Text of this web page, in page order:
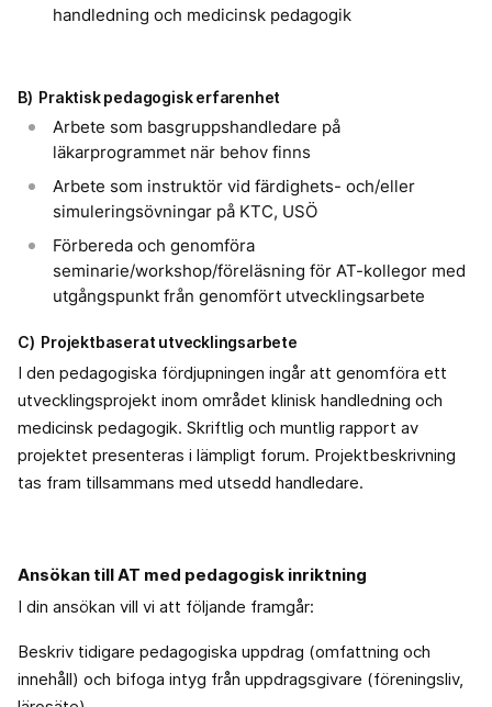
handledning och medicinsk pedagogik
B) Praktisk pedagogisk erfarenhet
Arbete som basgruppshandledare på
läkarprogrammet när behov finns
Arbete som instruktör vid färdighets- och/eller
simuleringsövningar på KTC, USÖ
Förbereda och genomföra
seminarie/workshop/föreläsning för AT-kollegor med
utgångspunkt från genomfört utvecklingsarbete
C) Projektbaserat utvecklingsarbete
I den pedagogiska fördjupningen ingår att genomföra ett
utvecklingsprojekt inom området klinisk handledning och
medicinsk pedagogik. Skriftlig och muntlig rapport av
projektet presenteras i lämpligt forum. Projektbeskrivning
tas fram tillsammans med utsedd handledare.
Ansökan till AT med pedagogisk inriktning
I din ansökan vill vi att följande framgår:
Beskriv tidigare pedagogiska uppdrag (omfattning och
innehåll) och bifoga intyg från uppdragsgivare (föreningsliv,